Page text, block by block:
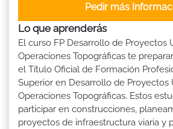
Pedir más
Lo que aprenderás
El curso FP Desarrollo de Proyectos
Operaciones Topográficas te
el Título Oficial de Formación
Superior en Desarrollo de Proyectos
Operaciones Topográficas. Estos
participar en construcciones,
proyectos de infraestructura viaria y